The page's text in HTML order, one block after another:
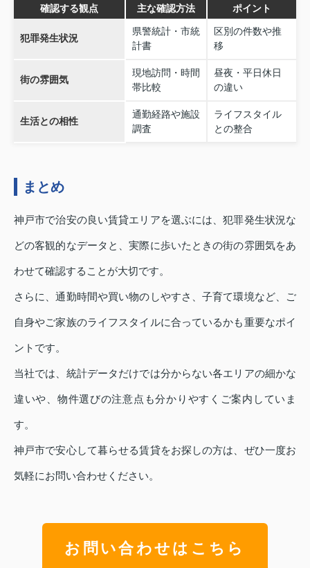
確認する観点 主な確認方法 ポイント
犯罪発生状況
県警統計・市統
計書
区別の件数や推
移
街の雰囲気
現地訪問・時間
帯比較
昼夜・平日休日
の違い
生活との相性
通勤経路や施設
調査
ライフスタイル
との整合
まとめ
神戸市で治安の良い賃貸エリアを選ぶには、犯罪発生状況な
どの客観的なデータと、実際に歩いたときの街の雰囲気をあ
わせて確認することが大切です。
さらに、通勤時間や買い物のしやすさ、子育て環境など、ご
自身やご家族のライフスタイルに合っているかも重要なポイ
ントです。
当社では、統計データだけでは分からない各エリアの細かな
違いや、物件選びの注意点も分かりやすくご案内していま
す。
神戸市で安心して暮らせる賃貸をお探しの方は、ぜひ一度お
気軽にお問い合わせください。
お問い合わせはこちら